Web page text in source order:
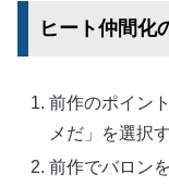
ヒート仲間化
前作のポイン
メだ」を選択す
前作でバロン